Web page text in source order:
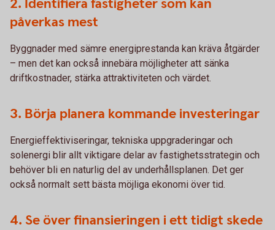
2. Identifiera fastigheter som kan
påverkas mest
Byggnader med sämre energiprestanda kan kräva åtgärder
– men det kan också innebära möjligheter att sänka
driftkostnader, stärka attraktiviteten och värdet.
3. Börja planera kommande investeringar
Energieffektiviseringar, tekniska uppgraderingar och
solenergi blir allt viktigare delar av fastighetsstrategin och
behöver bli en naturlig del av underhållsplanen. Det ger
också normalt sett bästa möjliga ekonomi över tid.
4. Se över finansieringen i ett tidigt skede